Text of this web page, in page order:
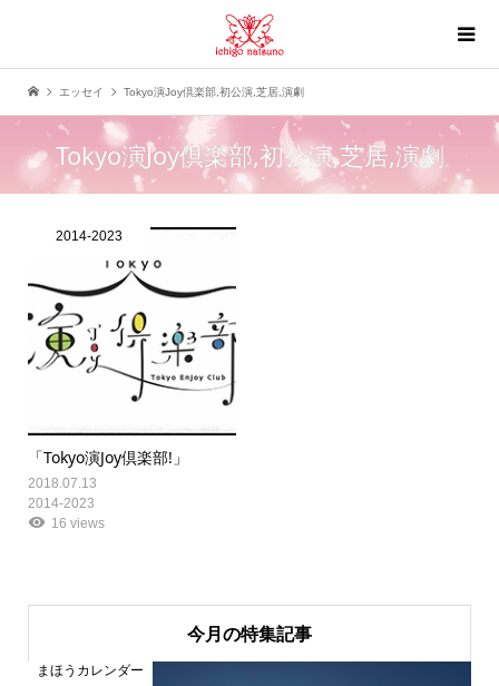
エッセイ Tokyo演Joy倶楽部,初公演,芝居,演劇
Tokyo演Joy倶楽部,初公演,芝居,演劇
2014-2023
「Tokyo演Joy倶楽部!」
2018.07.13
2014-2023
16 views
今月の特集記事
まほうカレンダー